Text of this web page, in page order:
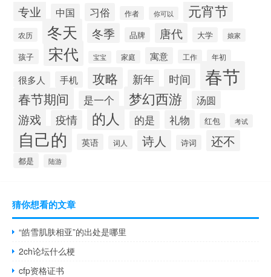
专业 中国 习俗 作者 你可以 元宵节
农历 冬天 冬季 品牌 唐代 大学 娘家
孩子 宋代 宝宝 家庭 寓意 工作 年初
很多人 手机 攻略 新年 时间 春节
春节期间 是一个 梦幻西游 汤圆
游戏 疫情 的人 的是 礼物 红包 考试
自己的 英语 词人 诗人 诗词 还不
都是 陆游
猜你想看的文章
“皓雪肌肤相亚”的出处是哪里
2ch论坛什么梗
cfp资格证书